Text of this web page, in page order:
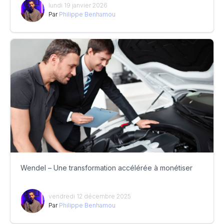
lundi 19 janvier 2026
Par Philippe Benhamou
Wendel – Une transformation accélérée à monétiser
vendredi 12 décembre 2025
Par Philippe Benhamou